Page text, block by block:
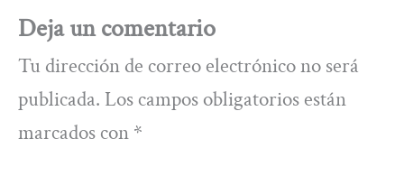
Deja un comentario
Tu dirección de correo electrónico no será
publicada. Los campos obligatorios están
marcados con *